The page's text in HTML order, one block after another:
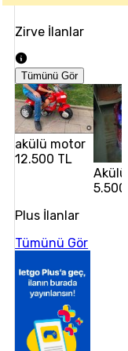
Zirve İlanlar
Tümünü Gör
akülü motor
12.500 TL
Plus İlanlar
Tümünü Gör